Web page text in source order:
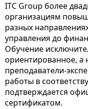
ITC Group более
организациям
разных
управления до
Обучение
ориентированное, а
преподаватели-
работы в
подтверждается
сертификатом.